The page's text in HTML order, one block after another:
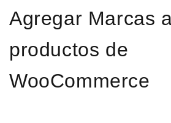
Agregar Marcas
productos de
WooCommerce